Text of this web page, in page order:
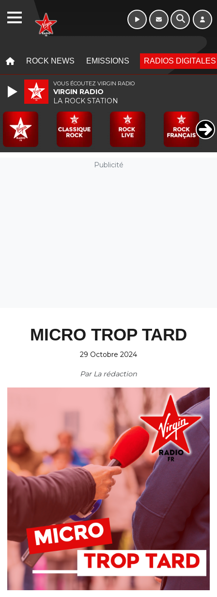
ROCK NEWS EMISSIONS RADIOS DIGITALES
Publicité
MICRO TROP TARD
29 Octobre 2024
Par La rédaction
VOUS ÉCOUTEZ VIRGIN RADIO
VIRGIN RADIO
LA ROCK STATION
WEBRADIO